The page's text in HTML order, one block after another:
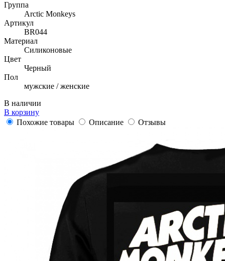
Группа
Arctic Monkeys
Артикул
BR044
Материал
Силиконовые
Цвет
Черный
Пол
мужские / женские
В наличии
В корзину
Похожие товары
Описание Отзывы